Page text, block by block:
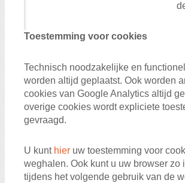
Toestemming voor cookies
Technisch noodzakelijke en
worden altijd geplaatst. Ook worden
cookies van Google Analytics altijd
overige cookies wordt expliciete
gevraagd.
U kunt hier uw toestemming voor
weghalen. Ook kunt u uw browser zo
tijdens het volgende gebruik van de